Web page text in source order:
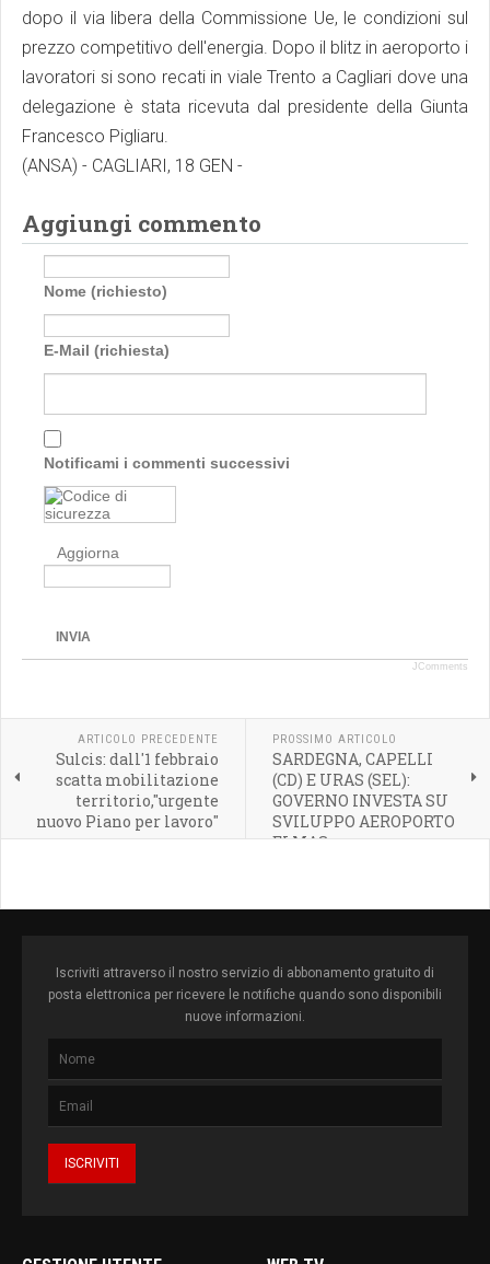
dopo il via libera della Commissione Ue, le condizioni sul
prezzo competitivo dell'energia. Dopo il blitz in aeroporto i
lavoratori si sono recati in viale Trento a Cagliari dove una
delegazione è stata ricevuta dal presidente della Giunta
Francesco Pigliaru.
(ANSA) - CAGLIARI, 18 GEN -
Aggiungi commento
Nome (richiesto)
E-Mail (richiesta)
Notificami i commenti successivi
Aggiorna
INVIA
JComments
ARTICOLO PRECEDENTE
Sulcis: dall'1 febbraio
scatta mobilitazione
territorio,"urgente
nuovo Piano per lavoro"
PROSSIMO ARTICOLO
SARDEGNA, CAPELLI
(CD) E URAS (SEL):
GOVERNO INVESTA SU
SVILUPPO AEROPORTO
ELMAS
Iscriviti attraverso il nostro servizio di abbonamento gratuito di
posta elettronica per ricevere le notifiche quando sono disponibili
nuove informazioni.